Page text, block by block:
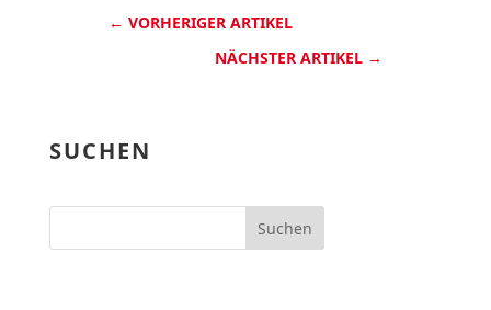
← VORHERIGER ARTIKEL
NÄCHSTER ARTIKEL →
SUCHEN